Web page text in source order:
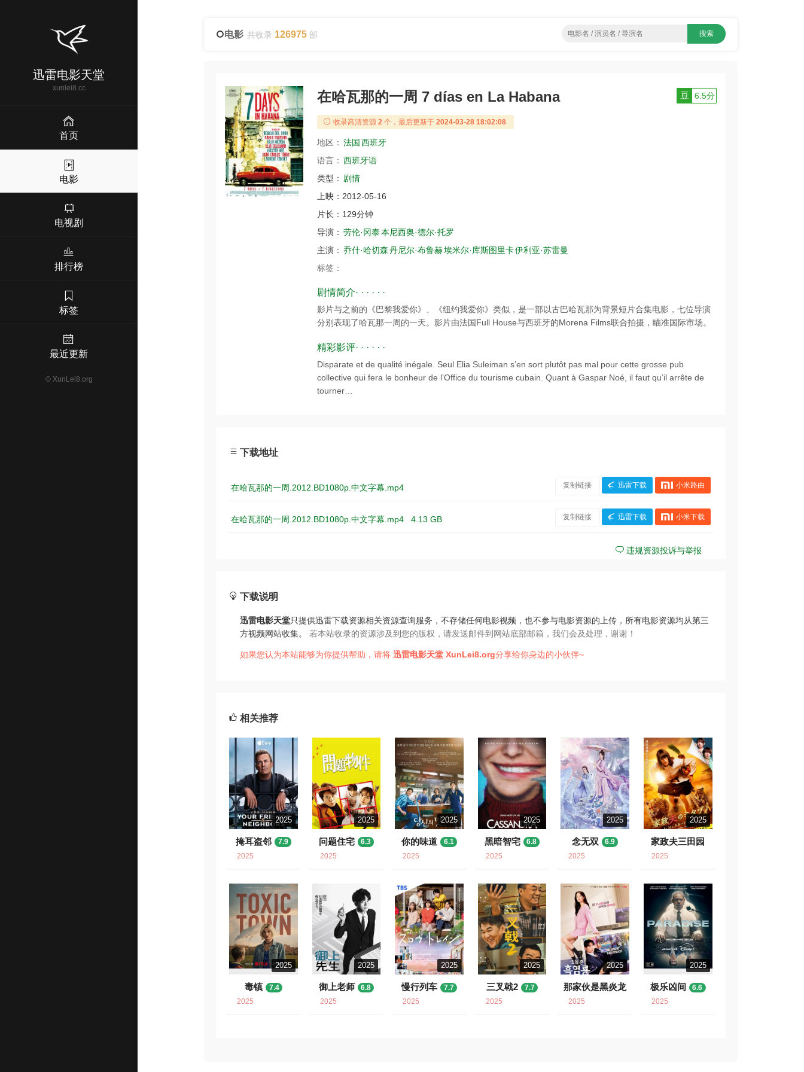
迅雷电影天堂
xunlei8.cc
首页
电影
电视剧
排行榜
标签
最近更新
© XunLei8.org
电影 共收录 126975 部
在哈瓦那的一周 7 días en La Habana 豆 6.5分
收录高清资源 2 个，最后更新于 2024-03-28 18:02:08
地区： 法国 西班牙
语言： 西班牙语
类型： 剧情
上映： 2012-05-16
片长： 129分钟
导演： 劳伦·冈泰本尼西奥·德尔·托罗
主演： 乔什·哈切森丹尼尔·布鲁赫埃米尔·库斯图里卡伊利亚·苏雷曼
标签：
剧情简介· · · · · ·
影片与之前的《巴黎我爱你》、《纽约我爱你》类似，是一部以古巴哈瓦那为背景短片合集电影，七位导演
分别表现了哈瓦那一周的一天。影片由法国Full House与西班牙的Morena Films联合拍摄，瞄准国际市场。
精彩影评· · · · · ·
Disparate et de qualité inégale. Seul Elia Suleiman s’en sort plutôt pas mal pour cette grosse pub
collective qui fera le bonheur de l’Office du tourisme cubain. Quant à Gaspar Noé, il faut qu’il arrête de
tourner…
下载地址
在哈瓦那的一周.2012.BD1080p.中文字幕.mp4 复制链接 迅雷下载 小米路由
在哈瓦那的一周.2012.BD1080p.中文字幕.mp44.13 GB 复制链接 迅雷下载 小米下载
违规资源投诉与举报
下载说明
迅雷电影天堂只提供迅雷下载资源相关资源查询服务，不存储任何电影视频，也不参与电影资源的上传，所有电影资源均从第三
方视频网站收集。 若本站收录的资源涉及到您的版权，请发送邮件到网站底部邮箱，我们会及处理，谢谢！
如果您认为本站能够为你提供帮助，请将迅雷电影天堂 XunLei8.org分享给你身边的小伙伴~
相关推荐
2025
掩耳盗邻
7.9
2025
2025
问题住宅
6.3
2025
2025
你的味道
6.1
2025
2025
黑暗智宅
6.8
2025
2025
念无双
6.9
2025
2025
家政夫三田园
7
2025
2025
毒镇
7.4
2025
2025
御上老师
6.8
2025
2025
慢行列车
7.7
2025
2025
三叉戟2
7.7
2025
2025
那家伙是黑炎龙
2025
2025
极乐凶间
6.6
2025